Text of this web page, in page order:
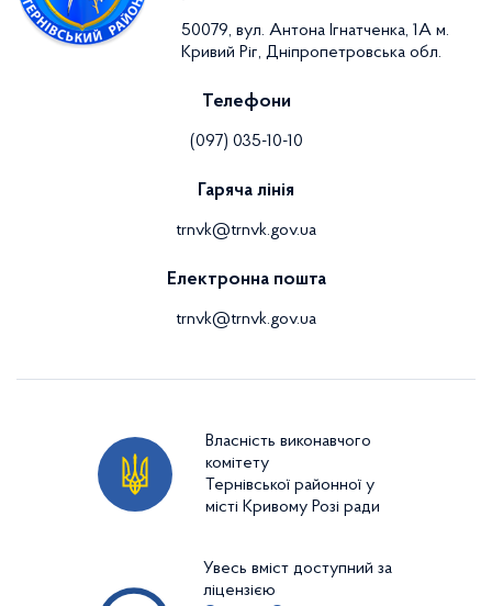
50079, вул. Антона Ігнатченка, 1А м.
Кривий Ріг, Дніпропетровська обл.
Телефони
(097) 035-10-10
Гаряча лінія
trnvk@trnvk.gov.ua
Електронна пошта
trnvk@trnvk.gov.ua
Власність виконавчого
комітету
Тернівської районної у
місті Кривому Розі ради
Увесь вміст доступний за
ліцензією